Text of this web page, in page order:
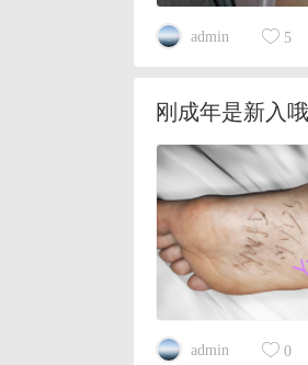
admin 5
刚成年是新入
admin 0